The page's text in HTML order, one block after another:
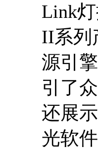
Link
II系列
源引
引了
还展
光软